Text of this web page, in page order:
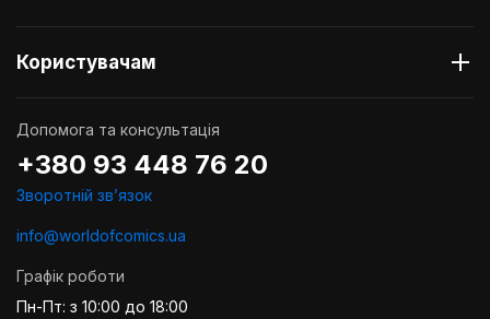
Користувачам
Допомога та консультація
+380 93 448 76 20
Зворотній звʼязок
info@worldofcomics.ua
Графік роботи
Пн-Пт: з 10:00 до 18:00